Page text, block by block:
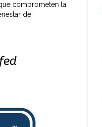
comprometen la
de